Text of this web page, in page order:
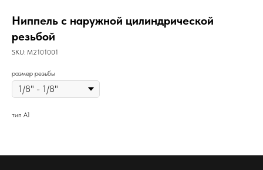
Ниппель с наружной цилиндрической
резьбой
SKU: M2101001
размер резьбы
тип A1